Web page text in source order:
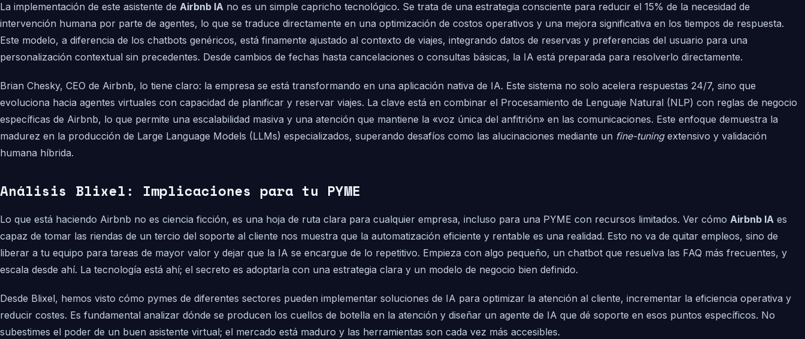
La implementación de este asistente de Airbnb IA no es un simple capricho tecnológico. Se trata de una estrategia consciente para reducir el 15% de la necesidad de
intervención humana por parte de agentes, lo que se traduce directamente en una optimización de costos operativos y una mejora significativa en los tiempos de respuesta.
Este modelo, a diferencia de los chatbots genéricos, está finamente ajustado al contexto de viajes, integrando datos de reservas y preferencias del usuario para una
personalización contextual sin precedentes. Desde cambios de fechas hasta cancelaciones o consultas básicas, la IA está preparada para resolverlo directamente.
Brian Chesky, CEO de Airbnb, lo tiene claro: la empresa se está transformando en una aplicación nativa de IA. Este sistema no solo acelera respuestas 24/7, sino que
evoluciona hacia agentes virtuales con capacidad de planificar y reservar viajes. La clave está en combinar el Procesamiento de Lenguaje Natural (NLP) con reglas de negocio
específicas de Airbnb, lo que permite una escalabilidad masiva y una atención que mantiene la «voz única del anfitrión» en las comunicaciones. Este enfoque demuestra la
madurez en la producción de Large Language Models (LLMs) especializados, superando desafíos como las alucinaciones mediante un fine-tuningextensivo y validación
humana híbrida.
Análisis Blixel: Implicaciones para tu PYME
Lo que está haciendo Airbnb no es ciencia ficción, es una hoja de ruta clara para cualquier empresa, incluso para una PYME con recursos limitados. Ver cómo Airbnb IA es
capaz de tomar las riendas de un tercio del soporte al cliente nos muestra que la automatización eficiente y rentable es una realidad. Esto no va de quitar empleos, sino de
liberar a tu equipo para tareas de mayor valor y dejar que la IA se encargue de lo repetitivo. Empieza con algo pequeño, un chatbot que resuelva las FAQ más frecuentes, y
escala desde ahí. La tecnología está ahí; el secreto es adoptarla con una estrategia clara y un modelo de negocio bien definido.
Desde Blixel, hemos visto cómo pymes de diferentes sectores pueden implementar soluciones de IA para optimizar la atención al cliente, incrementar la eficiencia operativa y
reducir costes. Es fundamental analizar dónde se producen los cuellos de botella en la atención y diseñar un agente de IA que dé soporte en esos puntos específicos. No
subestimes el poder de un buen asistente virtual; el mercado está maduro y las herramientas son cada vez más accesibles.